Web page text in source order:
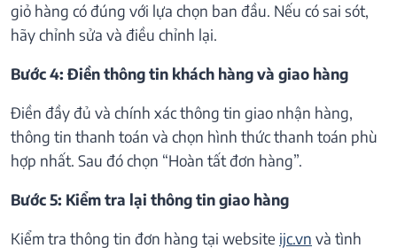
giỏ hàng có đúng với lựa chọn ban đầu. Nếu có sai sót,
hãy chỉnh sửa và điều chỉnh lại.
Bước 4: Điền thông tin khách hàng và giao hàng
Điền đầy đủ và chính xác thông tin giao nhận hàng,
thông tin thanh toán và chọn hình thức thanh toán phù
hợp nhất. Sau đó chọn “Hoàn tất đơn hàng”.
Bước 5: Kiểm tra lại thông tin giao hàng
Kiểm tra thông tin đơn hàng tại website ijc.vn và tình